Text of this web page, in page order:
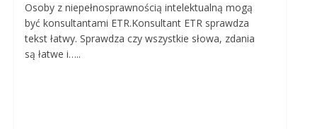
Osoby z niepełnosprawnością intelektualną mogą
być konsultantami ETR.Konsultant ETR sprawdza
tekst łatwy. Sprawdza czy wszystkie słowa, zdania
są łatwe i…..